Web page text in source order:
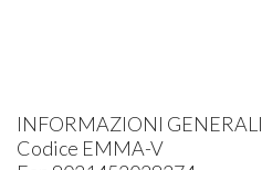
INFORMAZIONI GENERALI
Codice EMMA-V